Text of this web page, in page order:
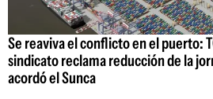
Se reaviva el conflicto en el puerto:
sindicato reclama reducción de la
acordó el Sunca